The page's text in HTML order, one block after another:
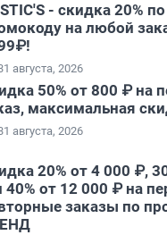
- скидка 20% по
на любой
августа, 2026
50% от 800 ₽ на
максимальная
августа, 2026
20% от 4 000 ₽,
40% от 12 000 ₽ на
заказы по